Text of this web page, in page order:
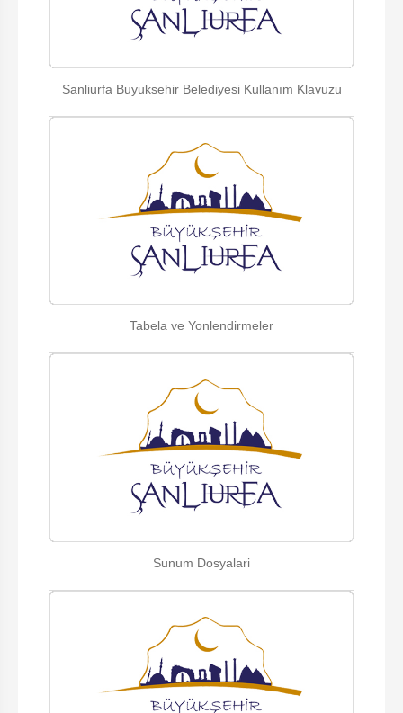
Sanliurfa Buyuksehir Belediyesi Kullanım Klavuzu
Tabela ve Yonlendirmeler
Sunum Dosyalari